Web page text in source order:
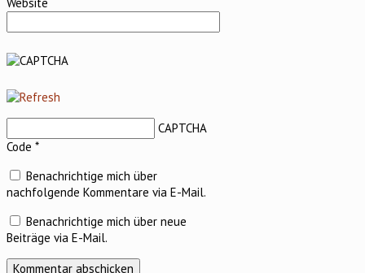
CAPTCHA
Code *
Benachrichtige mich über
nachfolgende Kommentare via E-Mail.
Benachrichtige mich über neue
Beiträge via E-Mail.